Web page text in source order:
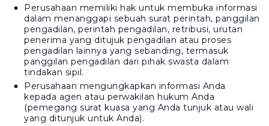
Perusahaan memiliki hak untuk membuka informasi
dalam menanggapi sebuah surat perintah, panggilan
pengadilan, perintah pengadilan, retribusi, urutan
penerima yang ditujuk pengadilan atau proses
pengadilan lainnya yang sebanding, termasuk
panggilan pengadilan dari pihak swasta dalam
tindakan sipil.
Perusahaan mengungkapkan informasi Anda
kepada agen atau perwakilan hukum Anda
(pemegang surat kuasa yang Anda tunjuk atau wali
yang ditunjuk untuk Anda).